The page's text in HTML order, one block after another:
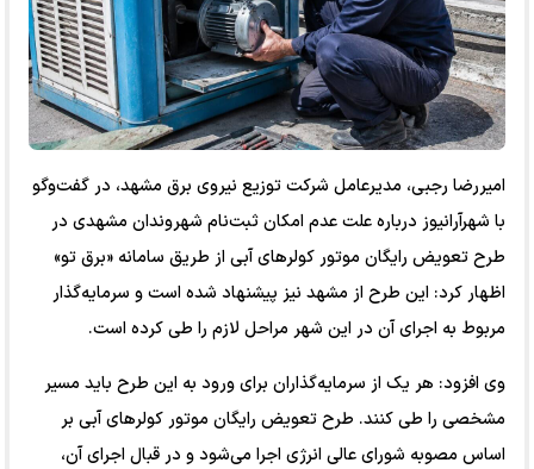
امیررضا رجبی، مدیرعامل شرکت توزیع نیروی برق مشهد، در گفت‌وگو
با شهرآرانیوز درباره علت عدم امکان ثبت‌نام شهروندان مشهدی در
طرح تعویض رایگان موتور کولرهای آبی از طریق سامانه «برق تو»
اظهار کرد: این طرح از مشهد نیز پیشنهاد شده است و سرمایه‌گذار
مربوط به اجرای آن در این شهر مراحل لازم را طی کرده است.
وی افزود: هر یک از سرمایه‌گذاران برای ورود به این طرح باید مسیر
مشخصی را طی کنند. طرح تعویض رایگان موتور کولرهای آبی بر
اساس مصوبه شورای عالی انرژی اجرا می‌شود و در قبال اجرای آن،